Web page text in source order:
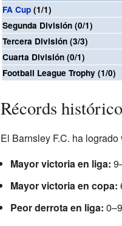
FA Cup(1/1)
Segunda División (0/1)
Tercera División (3/3)
Cuarta División (0/1)
Football League Trophy (1/0)
Récords
El Barnsley F.C. ha
Mayor victoria en liga:
Mayor victoria en copa:
Peor derrota en liga: